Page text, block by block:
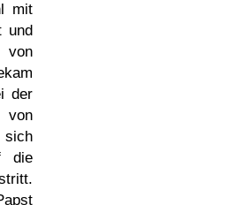
mit
und
von
der
von
die